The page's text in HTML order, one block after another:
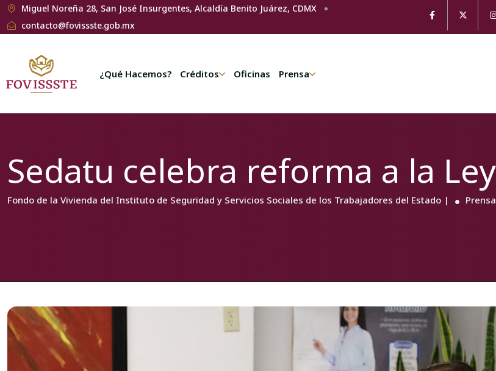
Miguel Noreña 28, San José Insurgentes, Alcaldía Benito Juárez, CDMX
contacto@fovissste.gob.mx
¿Qué Hacemos? Créditos Oficinas Prensa
Sedatu celebra reforma a la
Fondo de la Vivienda del Instituto de Seguridad y Servicios Sociales de los Trabajadores del Estado | Prensa